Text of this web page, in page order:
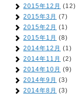
2015年12月 (12)
2015年3月 (7)
2015年2月 (1)
2015年1月 (8)
2014年12月 (1)
2014年11月 (2)
2014年10月 (9)
2014年9月 (3)
2014年8月 (3)